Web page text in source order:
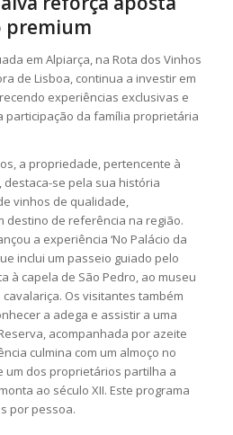
premium
em Alpiarça, na Rota dos Vinhos
de Lisboa, continua a investir em
experiências exclusivas e
participação da família proprietária
a propriedade, pertencente à
destaca-se pela sua história
vinhos de qualidade,
destino de referência na região.
a experiência ‘No Palácio da
inclui um passeio guiado pelo
à capela de São Pedro, ao museu
Os visitantes também
a adega e assistir a uma
acompanhada por azeite
culmina com um almoço no
um dos proprietários partilha a
ao século XII. Este programa
por pessoa.